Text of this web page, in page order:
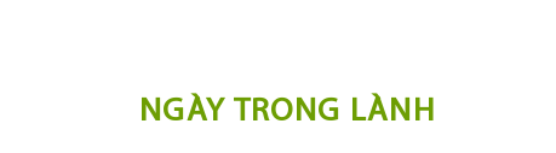
NGÀY TRONG LÀNH